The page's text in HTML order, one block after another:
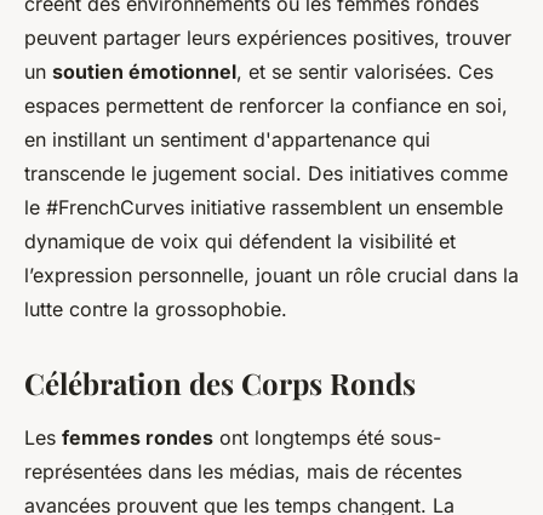
peuvent partager leurs expériences positives, trouver
un soutien émotionnel, et se sentir valorisées. Ces
espaces permettent de renforcer la confiance en soi,
en instillant un sentiment d'appartenance qui
transcende le jugement social. Des initiatives comme
le #FrenchCurves initiative rassemblent un ensemble
dynamique de voix qui défendent la visibilité et
l’expression personnelle, jouant un rôle crucial dans la
lutte contre la grossophobie.
Célébration des Corps Ronds
Les femmes rondes ont longtemps été sous-
représentées dans les médias, mais de récentes
avancées prouvent que les temps changent. La